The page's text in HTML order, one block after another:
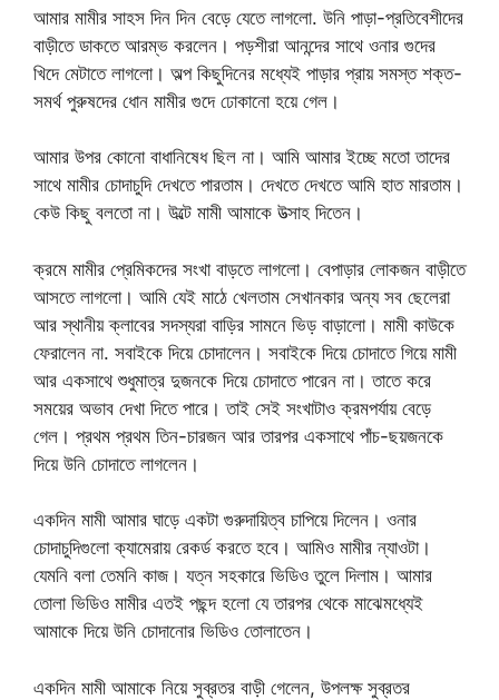
আমার মামীর সাহস দিন দিন বেড়ে যেতে লাগলো. উনি পাড়া-প্রতিবেশীদের
বাড়ীতে ডাকতে আরম্ভ করলেন। পড়শীরা আনন্দের সাথে ওনার গুদের
খিদে মেটাতে লাগলো। অল্প কিছুদিনের মধ্যেই পাড়ার প্রায় সমস্ত শক্ত-
সমর্থ পুরুষদের ধোন মামীর গুদে ঢোকানো হয়ে গেল।
আমার উপর কোনো বাধানিষেধ ছিল না। আমি আমার ইচ্ছে মতো তাদের
সাথে মামীর চোদাচুদি দেখতে পারতাম। দেখতে দেখতে আমি হাত মারতাম।
কেউ কিছু বলতো না। উল্টে মামী আমাকে উত্সাহ দিতেন।
ক্রমে মামীর প্রেমিকদের সংখা বাড়তে লাগলো। বেপাড়ার লোকজন বাড়ীতে
আসতে লাগলো। আমি যেই মাঠে খেলতাম সেখানকার অন্য সব ছেলেরা
আর স্থানীয় ক্লাবের সদস্যরা বাড়ির সামনে ভিড় বাড়ালো। মামী কাউকে
ফেরালেন না. সবাইকে দিয়ে চোদালেন। সবাইকে দিয়ে চোদাতে গিয়ে মামী
আর একসাথে শুধুমাত্র দুজনকে দিয়ে চোদাতে পারেন না। তাতে করে
সময়ের অভাব দেখা দিতে পারে। তাই সেই সংখাটাও ক্রমপর্যায় বেড়ে
গেল। প্রথম প্রথম তিন-চারজন আর তারপর একসাথে পাঁচ-ছয়জনকে
দিয়ে উনি চোদাতে লাগলেন।
একদিন মামী আমার ঘাড়ে একটা গুরুদায়িত্ব চাপিয়ে দিলেন। ওনার
চোদাচুদিগুলো ক্যামেরায় রেকর্ড করতে হবে। আমিও মামীর ন্যাওটা।
যেমনি বলা তেমনি কাজ। যত্ন সহকারে ভিডিও তুলে দিলাম। আমার
তোলা ভিডিও মামীর এতই পছন্দ হলো যে তারপর থেকে মাঝেমধ্যেই
আমাকে দিয়ে উনি চোদানোর ভিডিও তোলাতেন।
একদিন মামী আমাকে নিয়ে সুব্রতর বাড়ী গেলেন, উপলক্ষ সুব্রতর